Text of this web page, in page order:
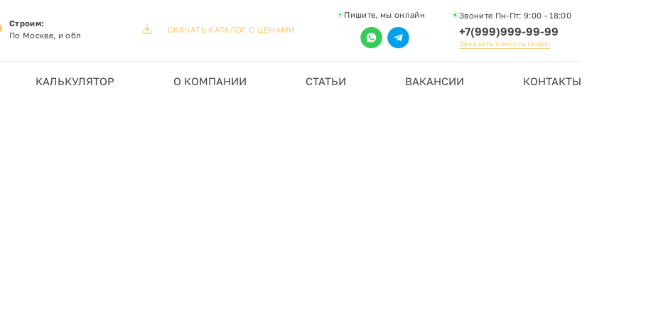
Строим:
По Москве, и обл
СКАЧАТЬ КАТАЛОГ С ЦЕНАМИ
Пишите, мы онлайн Звоните Пн-Пт: 9:00 - 18:00
+7(999)999-99-99
Заказать консультацию
КАЛЬКУЛЯТОР О КОМПАНИИ СТАТЬИ ВАКАНСИИ КОНТАКТЫ